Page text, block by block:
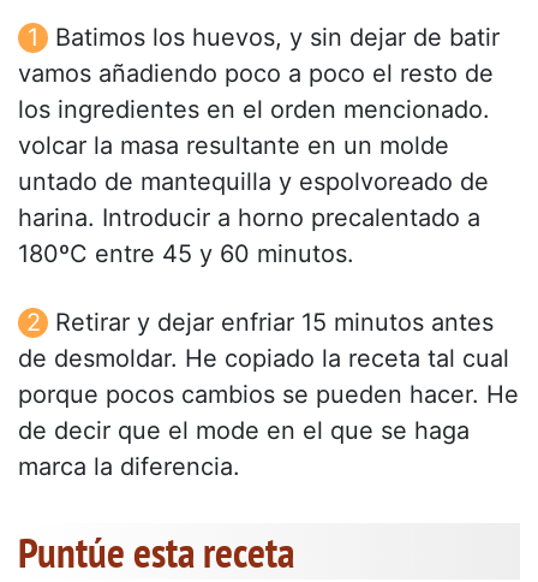
Batimos los huevos, y sin dejar de batir
vamos añadiendo poco a poco el resto de
los ingredientes en el orden mencionado.
volcar la masa resultante en un molde
untado de mantequilla y espolvoreado de
harina. Introducir a horno precalentado a
180ºC entre 45 y 60 minutos.
Retirar y dejar enfriar 15 minutos antes
de desmoldar. He copiado la receta tal cual
porque pocos cambios se pueden hacer. He
de decir que el mode en el que se haga
marca la diferencia.
Puntúe esta receta